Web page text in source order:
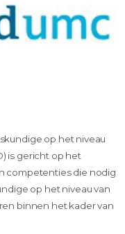
op het niveau
is gericht op het
competenties die nodig
op het niveau van
binnen het kader van